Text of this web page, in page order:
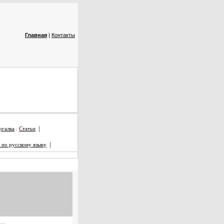
Главная | Контакты
: Статьи |
русскому языку |